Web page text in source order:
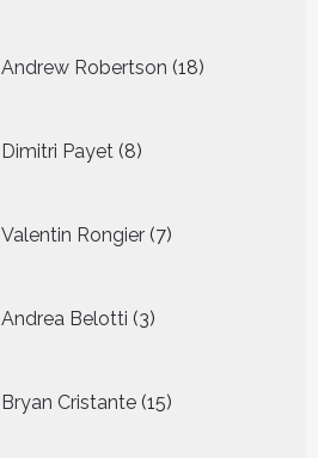
Andrew Robertson 18
producten
Dimitri Payet 8
producten
Valentin Rongier 7
producten
Andrea Belotti 3
producten
Bryan Cristante 15
producten